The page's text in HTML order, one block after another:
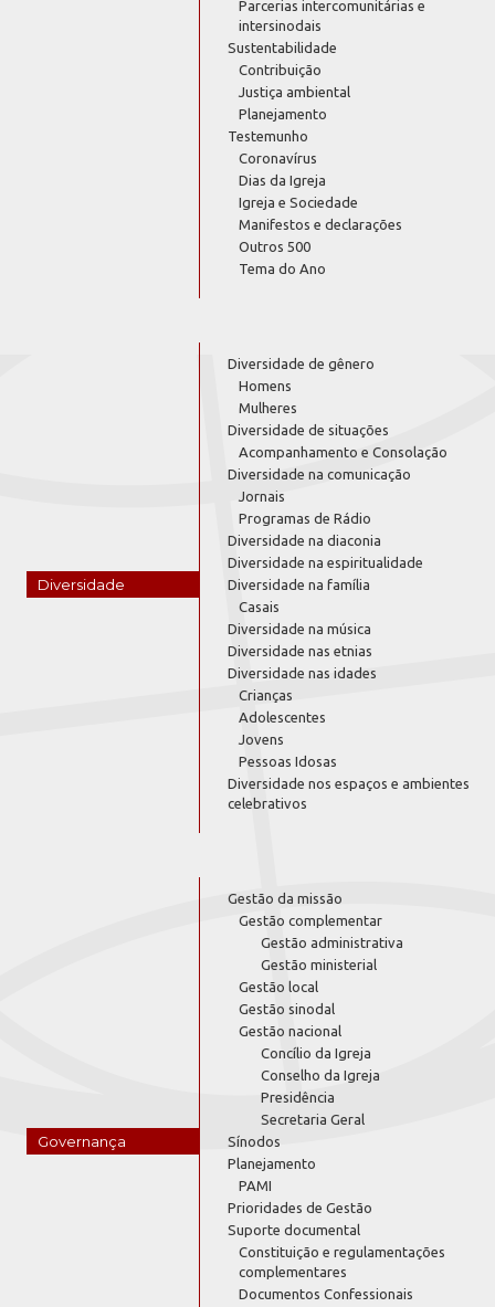
Parcerias intercomunitárias e
intersinodais
Sustentabilidade
Contribuição
Justiça ambiental
Planejamento
Testemunho
Coronavírus
Dias da Igreja
Igreja e Sociedade
Manifestos e declarações
Outros 500
Tema do Ano
Diversidade
Diversidade de gênero
Homens
Mulheres
Diversidade de situações
Acompanhamento e Consolação
Diversidade na comunicação
Jornais
Programas de Rádio
Diversidade na diaconia
Diversidade na espiritualidade
Diversidade na família
Casais
Diversidade na música
Diversidade nas etnias
Diversidade nas idades
Crianças
Adolescentes
Jovens
Pessoas Idosas
Diversidade nos espaços e ambientes
celebrativos
Governança
Gestão da missão
Gestão complementar
Gestão administrativa
Gestão ministerial
Gestão local
Gestão sinodal
Gestão nacional
Concílio da Igreja
Conselho da Igreja
Presidência
Secretaria Geral
Sínodos
Planejamento
PAMI
Prioridades de Gestão
Suporte documental
Constituição e regulamentações
complementares
Documentos Confessionais